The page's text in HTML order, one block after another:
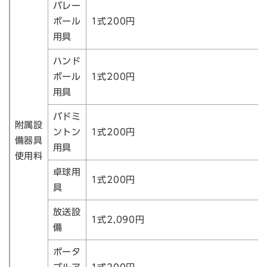
附属設
備器具
使用料
バレー
ボール
用具
1式200円
ハンド
ボール
用具
1式200円
バドミ
ントン
用具
1式200円
卓球用
具
1式200円
放送設
備
1式2,090円
ポータ